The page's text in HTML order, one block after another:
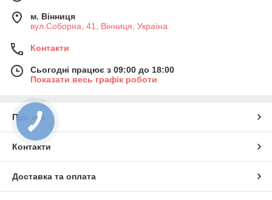
м. Вінниця
вул.Соборна, 41, Вінниця, Україна
Контакти
Сьогодні працює з 09:00 до 18:00
Показати весь графік роботи
Про нас
Контакти
Доставка та оплата